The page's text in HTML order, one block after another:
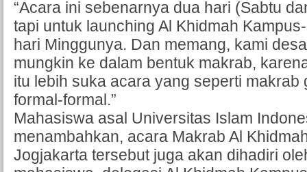
“Acara ini sebenarnya dua hari (Sabtu
tapi untuk launching Al Khidmah
hari Minggunya. Dan memang, kami
mungkin ke dalam bentuk makrab,
itu lebih suka acara yang seperti makrab
formal-formal.”
Mahasiswa asal Universitas Islam
menambahkan, acara Makrab Al
Jogjakarta tersebut juga akan dihadiri